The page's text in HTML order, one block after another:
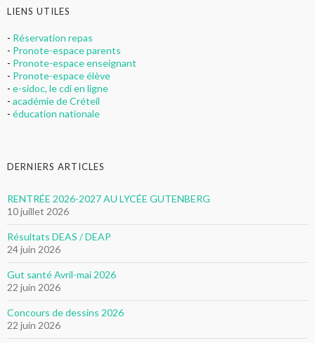
LIENS UTILES
- Réservation repas
- Pronote-espace parents
- Pronote-espace enseignant
- Pronote-espace élève
- e-sidoc, le cdi en ligne
- académie de Créteil
- éducation nationale
DERNIERS ARTICLES
RENTRÉE 2026-2027 AU LYCÉE GUTENBERG
10 juillet 2026
Résultats DEAS / DEAP
24 juin 2026
Gut santé Avril-mai 2026
22 juin 2026
Concours de dessins 2026
22 juin 2026